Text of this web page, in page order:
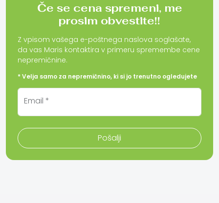
Če se cena spremeni, me
prosim obvestite!!
Z vpisom vašega e-poštnega naslova soglašate,
da vas Maris kontaktira v primeru spremembe cene
nepremičnine.
* Velja samo za nepremičnino, ki si jo trenutno ogledujete
Email *
Pošalji